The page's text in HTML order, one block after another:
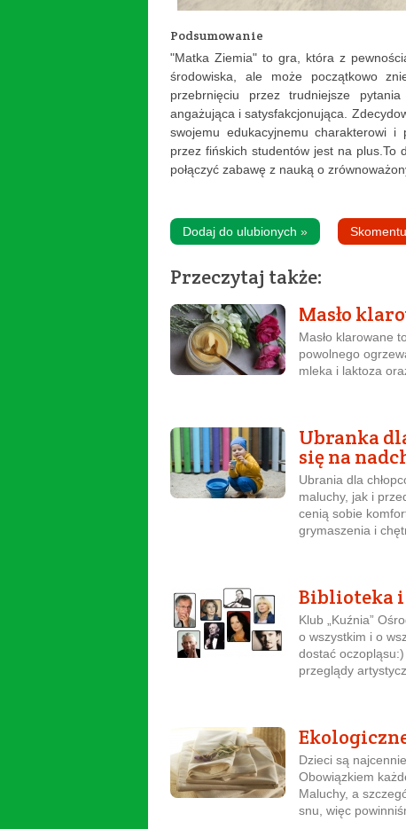
Podsumowanie
"Matka Ziemia" to gra, która z
środowiska, ale może początkowo
przebrnięciu przez trudniejsze
angażująca i satysfakcjonująca.
swojemu edukacyjnemu charakterowi i
przez fińskich studentów jest na plus.To
połączyć zabawę z nauką o
Dodaj do ulubionych »
Przeczytaj także:
Masło
Masło klarowane
powolnego
mleka i laktoza
Ubranka
się na
Ubrania dla
maluchy, jak i
cenią sobie
grymaszenia i
Biblioteka i
Klub „Kuźnia”
o wszystkim i o
dostać
przeglądy
Dzieci są
Obowiązkiem
Maluchy, a
snu, więc